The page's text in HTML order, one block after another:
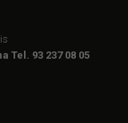
Tel. 93 237 08 05